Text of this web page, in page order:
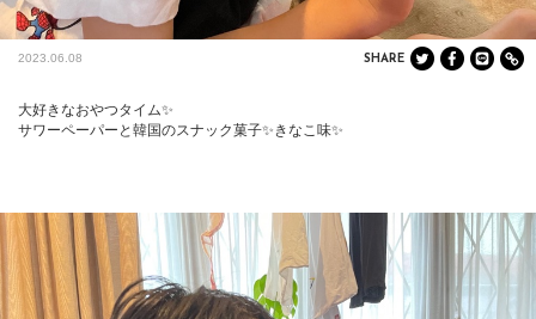
2023.06.08 SHARE
大好きなおやつタイム✨
サワーペーパーと韓国のスナック菓子✨きなこ味✨